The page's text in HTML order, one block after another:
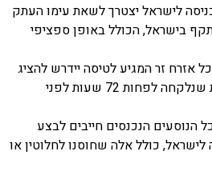
לישראל יצטרך לשאת עימו העתק
בישראל, הכולל באופן ספציפי
אזרח זר המגיע לטיסה יידרש להציג
בדיקת קורונה שלילית שנלקחה לפחות 72 שעות לפני
הנוסעים הנכנסים חייבים לבצע
לישראל, כולל אלה שחוסנו לחלוטין או